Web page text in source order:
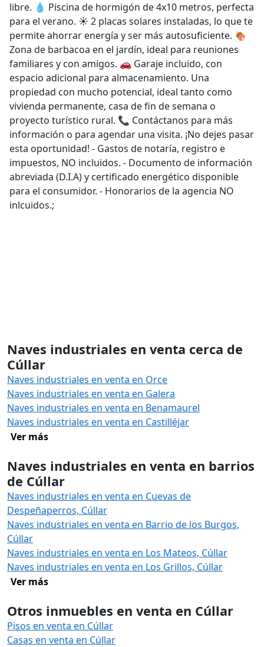
libre. 💧 Piscina de hormigón de 4x10 metros, perfecta
para el verano. ☀️ 2 placas solares instaladas, lo que te
permite ahorrar energía y ser más autosuficiente. 🍖
Zona de barbacoa en el jardín, ideal para reuniones
familiares y con amigos. 🚗 Garaje incluido, con
espacio adicional para almacenamiento. Una
propiedad con mucho potencial, ideal tanto como
vivienda permanente, casa de fin de semana o
proyecto turístico rural. 📞 Contáctanos para más
información o para agendar una visita. ¡No dejes pasar
esta oportunidad! - Gastos de notaría, registro e
impuestos, NO incluidos. - Documento de información
abreviada (D.I.A) y certificado energético disponible
para el consumidor. - Honorarios de la agencia NO
inlcuidos.;
Naves industriales en venta cerca de
Cúllar
Naves industriales en venta en Orce
Naves industriales en venta en Galera
Naves industriales en venta en Benamaurel
Naves industriales en venta en Castilléjar
Ver más
Naves industriales en venta en barrios
de Cúllar
Naves industriales en venta en Cuevas de
Despeñaperros, Cúllar
Naves industriales en venta en Barrio de los Burgos,
Cúllar
Naves industriales en venta en Los Mateos, Cúllar
Naves industriales en venta en Los Grillos, Cúllar
Ver más
Otros inmuebles en venta en Cúllar
Pisos en venta en Cúllar
Casas en venta en Cúllar